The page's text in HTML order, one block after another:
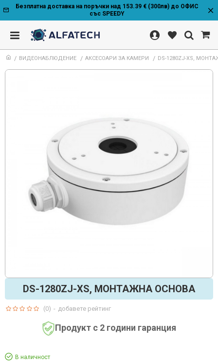
Безплатна доставка на поръчки над 153.39 € (300лв) до ОФИС
със SPEEDY
ВИДЕОНАБЛЮДЕНИЕ АКСЕСОАРИ ЗА КАМЕРИ DS-1280ZJ-XS,
DS-1280ZJ-XS, МОНТАЖНА ОСНОВА
Продукт с 2 години гаранция
В наличност
(0) - добавете рейтинг